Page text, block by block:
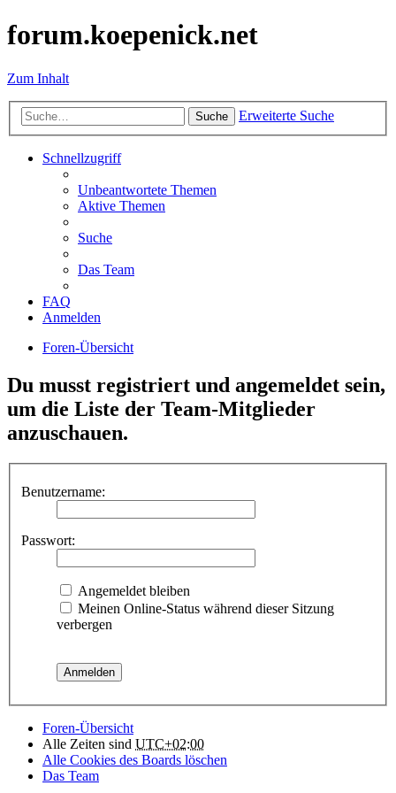
forum.koepenick.net
Zum Inhalt
Suche Erweiterte Suche
Schnellzugriff
Unbeantwortete Themen
Aktive Themen
Suche
Das Team
FAQ
Anmelden
Foren-Übersicht
Du musst registriert und angemeldet sein,
um die Liste der Team-Mitglieder
anzuschauen.
Benutzername:
Passwort:
Angemeldet bleiben
Meinen Online-Status während dieser Sitzung
verbergen
Foren-Übersicht
Alle Zeiten sind UTC+02:00
Alle Cookies des Boards löschen
Das Team